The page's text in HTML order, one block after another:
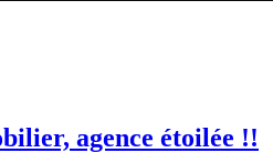
agence étoilée !!